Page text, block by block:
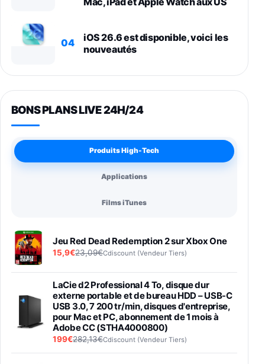
04
iOS 26.6 est disponible, voici les
nouveautés
BONS PLANS LIVE 24H/24
Produits High-Tech
Applications
Films iTunes
Jeu Red Dead Redemption 2 sur Xbox One
15,9€23,09€Cdiscount (Vendeur Tiers)
LaCie d2 Professional 4 To, disque dur
externe portable et de bureau HDD – USB-C
USB 3.0, 7 200 tr/min, disques d'entreprise,
pour Mac et PC, abonnement de 1 mois à
Adobe CC (STHA4000800)
199€282,13€Cdiscount (Vendeur Tiers)